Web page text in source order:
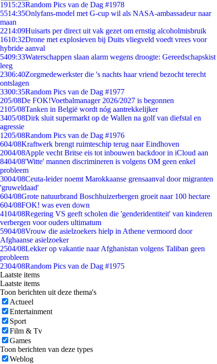
1915:23Random Pics van de Dag #1978
5514:35Onlyfans-model met G-cup wil als NASA-ambassadeur naar
maan
2214:09Huisarts per direct uit vak gezet om ernstig alcoholmisbruik
1610:32Drone met explosieven bij Duits vliegveld voedt vrees voor
hybride aanval
5409:33Waterschappen slaan alarm wegens droogte: Gereedschapskist
leeg
2306:40Zorgmedewerkster die 's nachts haar vriend bezocht terecht
ontslagen
3300:35Random Pics van de Dag #1977
205/08De FOK!Voetbalmanager 2026/2027 is begonnen
2105/08Tanken in België wordt nóg aantrekkelijker
3405/08Dirk sluit supermarkt op de Wallen na golf van diefstal en
agressie
1205/08Random Pics van de Dag #1976
604/08Kraftwerk brengt ruimteschip terug naar Eindhoven
2004/08Apple vecht Britse eis tot inbouwen backdoor in iCloud aan
8404/08'Witte' mannen discrimineren is volgens OM geen enkel
probleem
3004/08Ceuta-leider noemt Marokkaanse grensaanval door migranten
'gruweldaad'
604/08Grote natuurbrand Boschhuizerbergen groeit naar 100 hectare
604/08FOK! was even down
4104/08Regering VS geeft scholen die 'genderidentiteit' van kinderen
verbergen voor ouders ultimatum
5904/08Vrouw die asielzoekers hielp in Athene vermoord door
Afghaanse asielzoeker
2504/08Lekker op vakantie naar Afghanistan volgens Taliban geen
probleem
2304/08Random Pics van de Dag #1975
Laatste items
Laatste items
Toon berichten uit deze thema's
Actueel
Entertainment
Sport
Film & Tv
Games
Toon berichten van deze types
Weblog